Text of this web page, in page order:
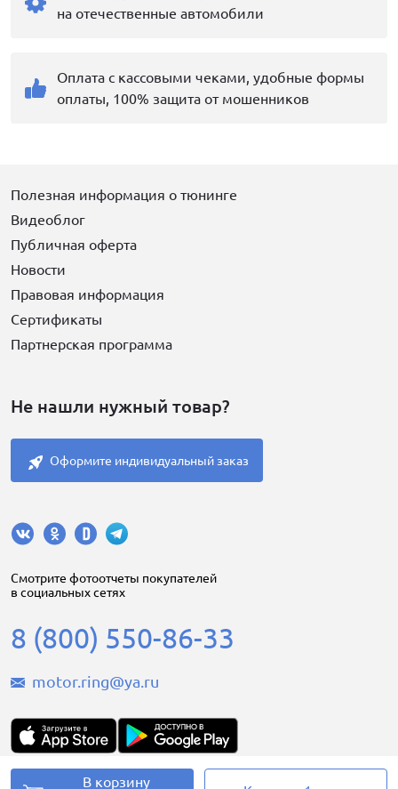
В корзину
на отечественные автомобили
Оплата с кассовыми чеками, удобные формы
оплаты, 100% защита от мошенников
Полезная информация о тюнинге
Видеоблог
Публичная оферта
Новости
Правовая информация
Сертификаты
Партнерская программа
Не нашли нужный товар?
Оформите индивидуальный заказ
Cмотрите фотоотчеты покупателей
в социальных сетях
8 (800) 550-86-33
motor.ring@ya.ru